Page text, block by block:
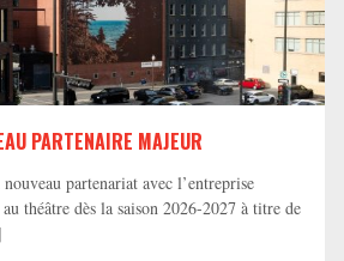
PARTENAIRE MAJEUR
partenariat avec l’entreprise
théâtre dès la saison 2026-2027 à titre de